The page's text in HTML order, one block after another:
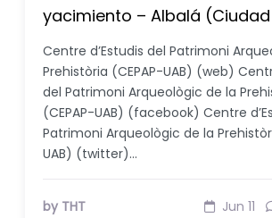
yacimiento – Albalá (Ciudad
Centre d’Estudis del Patrimoni
Prehistòria (CEPAP-UAB) (web)
del Patrimoni Arqueològic de la
(CEPAP-UAB) (facebook) Centre
Patrimoni Arqueològic de la
UAB) (twitter)…
by THT Jun 11